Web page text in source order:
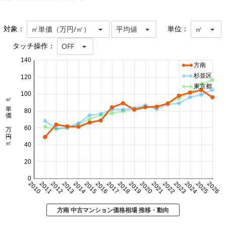
対象： ㎡単価（万円/㎡） 平均値 単位： ㎡
タッチ操作： OFF
20102011201220132014201520162017201820192020202120222023202420252026
0
20
40
60
80
100
120
140
㎡単価 万円/㎡
方南
杉並区
東京都
方南 中古マンション価格相場 推移・動向